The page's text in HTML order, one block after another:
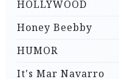
HOLLYWOOD
Honey Beebby
HUMOR
It's Mar Navarro